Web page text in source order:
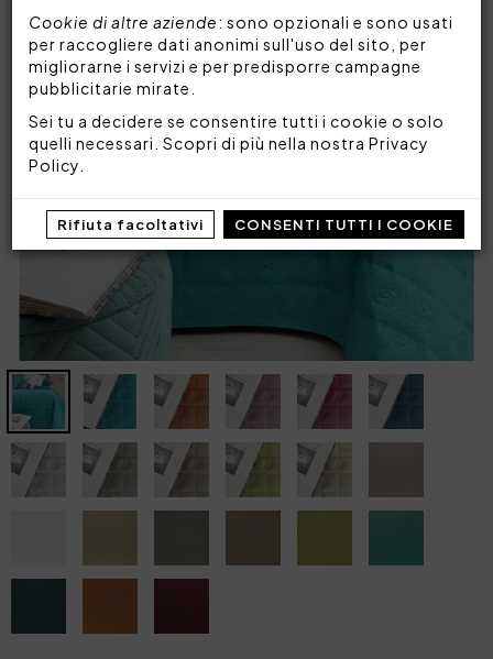
Cookie di altre aziende: sono opzionali e sono usati
per raccogliere dati anonimi sull'uso del sito, per
migliorarne i servizi e per predisporre campagne
pubblicitarie mirate.
Sei tu a decidere se consentire tutti i cookie o solo
quelli necessari. Scopri di più nella nostra Privacy
Policy
Rifiuta facoltativi CONSENTI TUTTI I COOKIE